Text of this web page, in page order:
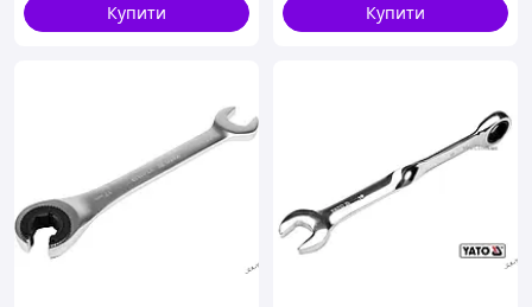
Купити
Купити